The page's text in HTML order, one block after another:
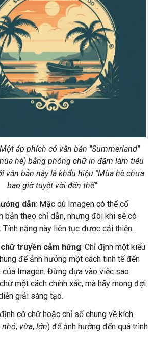
áp phích có văn bản "Summerland"
hè) bằng phông chữ in đậm làm tiêu
văn bản này là khẩu hiệu "Mùa hè chưa
bao giờ tuyệt vời đến thế"
dẫn: Mặc dù Imagen có thể cố
bản theo chỉ dẫn, nhưng đôi khi sẽ có
Tính năng này liên tục được cải thiện.
truyền cảm hứng: Chỉ định một kiểu
để ảnh hưởng một cách tinh tế đến
của Imagen. Đừng dựa vào việc sao
một cách chính xác, mà hãy mong đợi
giải sáng tạo.
cỡ chữ hoặc chỉ số chung về kích
nhỏ, vừa, lớn) để ảnh hưởng đến quá trình